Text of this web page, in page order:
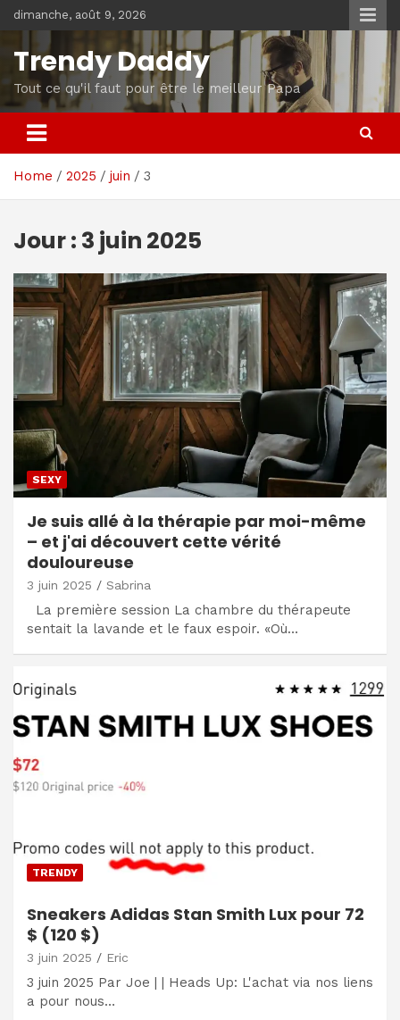
Skip
to
content
dimanche, août 9, 2026
Trendy Daddy
Tout ce qu'il faut pour être le meilleur Papa
Home 2025 juin 3
Jour : 3 juin 2025
SEXY
Je suis allé à la thérapie par moi-même
– et j'ai découvert cette vérité
douloureuse
3 juin 2025 Sabrina
La première session La chambre du thérapeute
sentait la lavande et le faux espoir. «Où…
TRENDY
Sneakers Adidas Stan Smith Lux pour 72
$ (120 $)
3 juin 2025 Eric
3 juin 2025 Par Joe | | Heads Up: L'achat via nos liens
a pour nous…